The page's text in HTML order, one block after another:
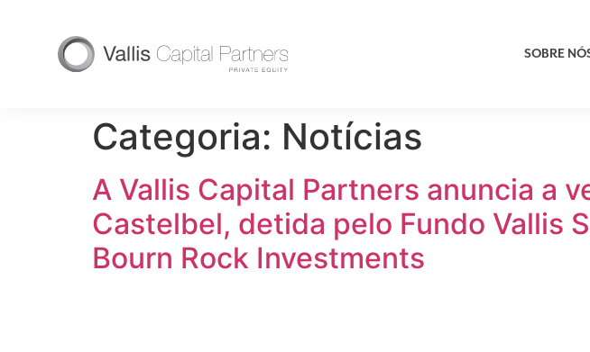
SOBRE
Categoria: Notícias
A Vallis Capital Partners anuncia a
Castelbel, detida pelo Fundo Vallis
Bourn Rock Investments